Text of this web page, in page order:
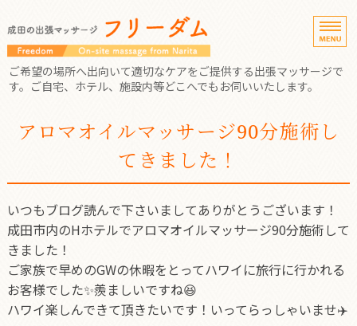
ご希望の場所へ出向いて適切なケアをご提供する出張マッサージで
す。ご自宅、ホテル、施設内等どこへでもお伺いいたします。
ホーム
実績・お客様の声
ご予約・お問い合わせ
アロマオイルマッサージ90分施術し
てきました！
いつもブログ読んで下さいましてありがとうございます！
成田市内のHホテルでアロマオイルマッサージ90分施術して
きました！
ご家族で早めのGWの休暇をとってハワイに旅行に行かれる
お客様でした✨羨ましいですね😆
ハワイ楽しんできて頂きたいです！いってらっしゃいませ✈️